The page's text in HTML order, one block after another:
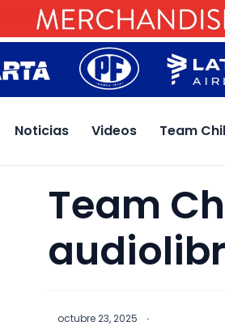
Noticias Videos Team
Team
octubre 23, 2025 ·